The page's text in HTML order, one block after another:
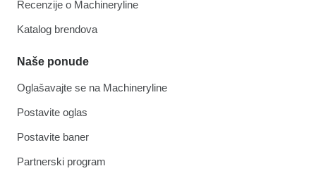
Recenzije o Machineryline
Katalog brendova
Naše ponude
Oglašavajte se na Machineryline
Postavite oglas
Postavite baner
Partnerski program